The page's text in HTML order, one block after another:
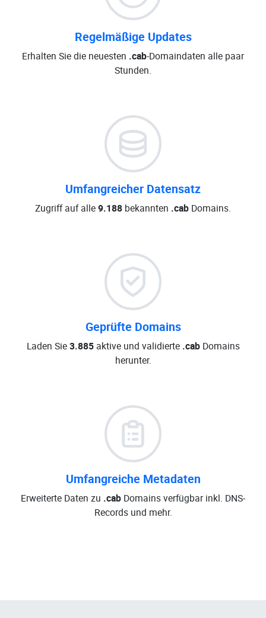
Regelmäßige Updates
Erhalten Sie die neuesten .cab-Domaindaten alle paar
Stunden.
Umfangreicher Datensatz
Zugriff auf alle9.188 bekannten .cab Domains.
Geprüfte Domains
Laden Sie3.885aktive und validierte .cabDomains
herunter.
Umfangreiche Metadaten
Erweiterte Daten zu .cab Domains verfügbar inkl. DNS-
Records und mehr.